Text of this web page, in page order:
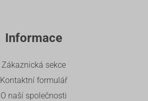
Informace
Zákaznická sekce
Kontaktní formulář
O naší společnosti